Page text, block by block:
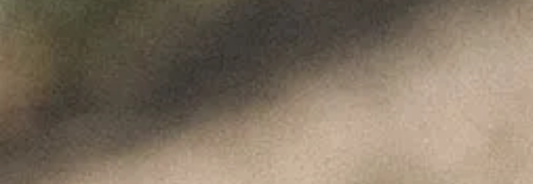
ÚLTIMAS NOTÍCIAS